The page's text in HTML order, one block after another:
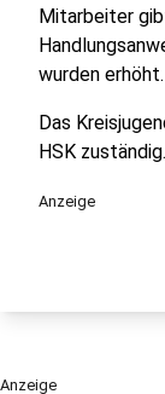
Mitarbeiter
wurden erhöht.
Das
HSK zuständig.
Anzeige
Anzeige